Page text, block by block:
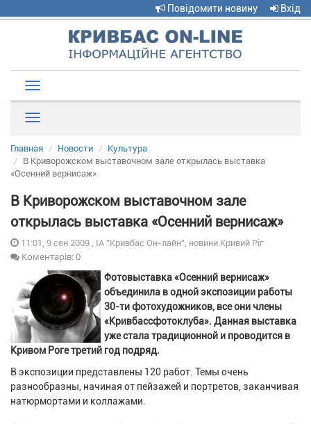
Повідомити новину Вхід
navigation
Главная Новости
Культура
В Криворожском выставочном зале открылась выставка
«Осенний вернисаж»
В Криворожском выставочном зале
открылась выставка «Осенний вернисаж»
11:01, 9 сен 2009 , ІА "Кривбас Он-лайн", новини Кривий Ріг
Коментарів: 0
Фотовыставка «Осенний вернисаж»
объединила в одной экспозиции работы
30-ти фотохудожников, все они члены
«Кривбассфотоклуба». Данная выставка
уже стала традиционной и проводится в
Кривом Роге третий год подряд.
В экспозиции представлены 120 работ. Темы очень
разнообразны, начиная от пейзажей и портретов, заканчивая
натюрмортами и коллажами.